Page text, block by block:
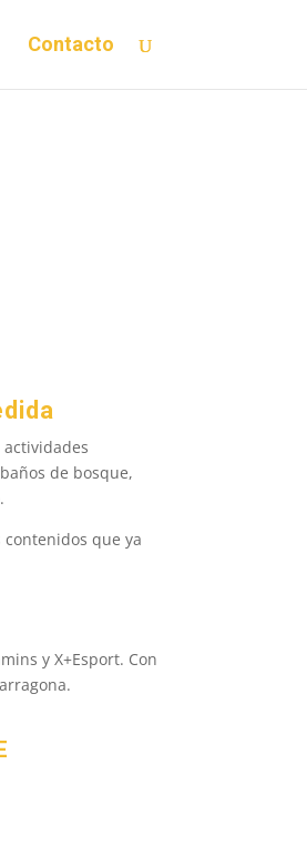
Contacto
de bosque,
que ya
y X+Esport. Con